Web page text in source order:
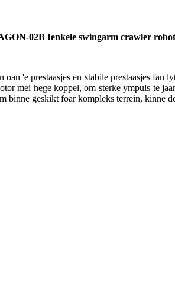
02B Ienkele swingarm crawler
'e prestaasjes en stabile prestaasjes fan
mei hege koppel, om sterke ympuls te
geskikt foar kompleks terrein, kinne